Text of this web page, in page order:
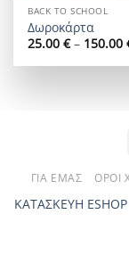
BACK TO SCHOOL
Δωροκάρτα
25.00€ – 150.00
ΓΙΑ ΕΜΆΣ ΌΡΟΙ
ΚΑΤΑΣΚΕΥΗ ESHOP